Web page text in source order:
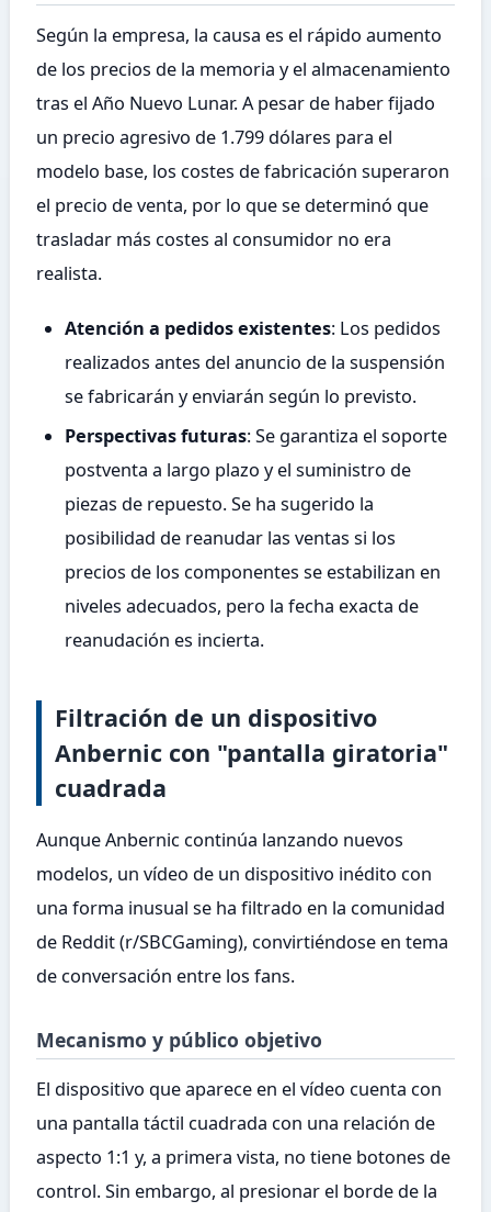
Según la empresa, la causa es el rápido aumento
de los precios de la memoria y el almacenamiento
tras el Año Nuevo Lunar. A pesar de haber fijado
un precio agresivo de 1.799 dólares para el
modelo base, los costes de fabricación superaron
el precio de venta, por lo que se determinó que
trasladar más costes al consumidor no era
realista.
Atención a pedidos existentes: Los pedidos
realizados antes del anuncio de la suspensión
se fabricarán y enviarán según lo previsto.
Perspectivas futuras: Se garantiza el soporte
postventa a largo plazo y el suministro de
piezas de repuesto. Se ha sugerido la
posibilidad de reanudar las ventas si los
precios de los componentes se estabilizan en
niveles adecuados, pero la fecha exacta de
reanudación es incierta.
Filtración de un dispositivo
Anbernic con "pantalla giratoria"
cuadrada
Aunque Anbernic continúa lanzando nuevos
modelos, un vídeo de un dispositivo inédito con
una forma inusual se ha filtrado en la comunidad
de Reddit (r/SBCGaming), convirtiéndose en tema
de conversación entre los fans.
Mecanismo y público objetivo
El dispositivo que aparece en el vídeo cuenta con
una pantalla táctil cuadrada con una relación de
aspecto 1:1 y, a primera vista, no tiene botones de
control. Sin embargo, al presionar el borde de la